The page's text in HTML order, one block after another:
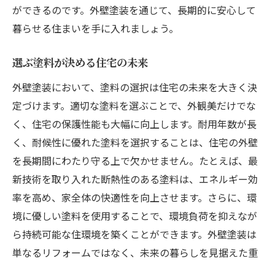
ができるのです。外壁塗装を通じて、長期的に安心して
暮らせる住まいを手に入れましょう。
選ぶ塗料が決める住宅の未来
外壁塗装において、塗料の選択は住宅の未来を大きく決
定づけます。適切な塗料を選ぶことで、外観美だけでな
く、住宅の保護性能も大幅に向上します。耐用年数が長
く、耐候性に優れた塗料を選択することは、住宅の外壁
を長期間にわたり守る上で欠かせません。たとえば、最
新技術を取り入れた断熱性のある塗料は、エネルギー効
率を高め、家全体の快適性を向上させます。さらに、環
境に優しい塗料を使用することで、環境負荷を抑えなが
ら持続可能な住環境を築くことができます。外壁塗装は
単なるリフォームではなく、未来の暮らしを見据えた重